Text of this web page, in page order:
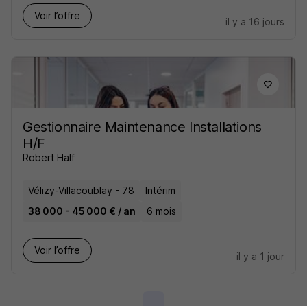
Voir l’offre
il y a 16 jours
Gestionnaire Maintenance Installations
H/F
Robert Half
Vélizy-Villacoublay - 78
Intérim
38 000 - 45 000 € / an
6 mois
Voir l’offre
il y a 1 jour